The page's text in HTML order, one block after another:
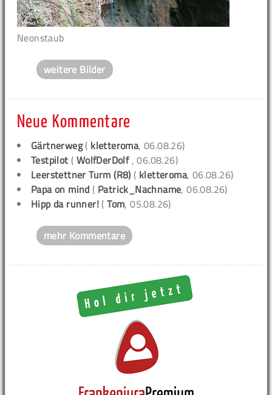
Neonstaub
weitere Bilder
Neue Kommentare
Gärtnerweg( kletteroma, 06.08.26)
Testpilot ( WolfDerDolf , 06.08.26)
Leerstettner Turm (R8) ( kletteroma, 06.08.26)
Papa on mind ( Patrick_Nachname, 06.08.26)
Hipp da runner! (Tom, 05.08.26)
mehr Kommentare